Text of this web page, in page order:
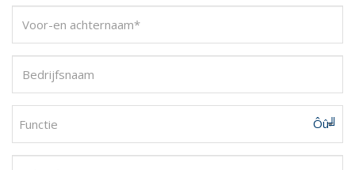
Functie